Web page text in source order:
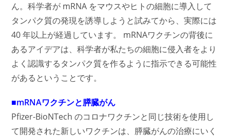
ん。科学者が mRNA をマウスやヒトの細胞に導入して
タンパク質の発現を誘導しようと試みてから、実際には
40 年以上が経過しています。 mRNAワクチンの背後に
あるアイデアは、科学者が私たちの細胞に侵入者をより
よく認識するタンパク質を作るように指示できる可能性
があるということです。
■mRNAワクチンと膵臓がん
Pfizer-BioNTech のコロナワクチンと同じ技術を使用し
て開発された新しいワクチンは、膵臓がんの治療にいく